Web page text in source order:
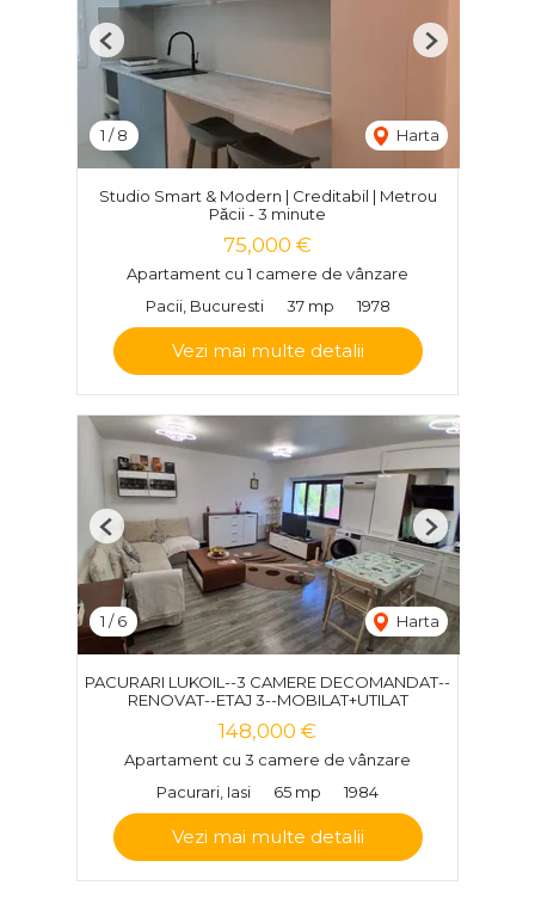
1 /8 Harta
Previous Next
Studio Smart & Modern | Creditabil | Metrou
Păcii - 3 minute
75,000 €
Apartament cu 1 camere de vânzare
Pacii, Bucuresti
37 mp 1978
Vezi mai multe detalii
1 /6 Harta
Previous Next
PACURARI LUKOIL--3 CAMERE DECOMANDAT--
RENOVAT--ETAJ 3--MOBILAT+UTILAT
148,000 €
Apartament cu 3 camere de vânzare
Pacurari, Iasi
65 mp 1984
Vezi mai multe detalii